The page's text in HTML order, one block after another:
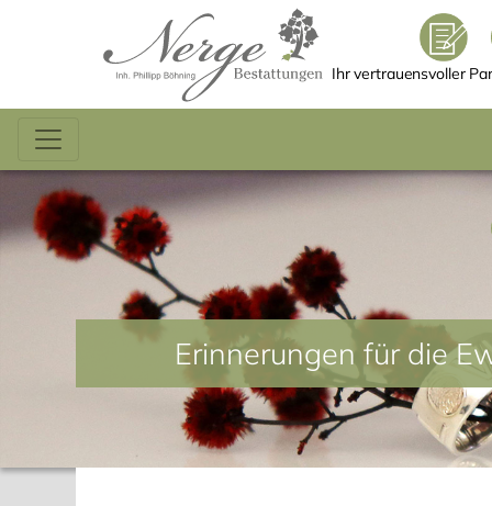
Ihr vertrauensvoller
Erinnerungen für die